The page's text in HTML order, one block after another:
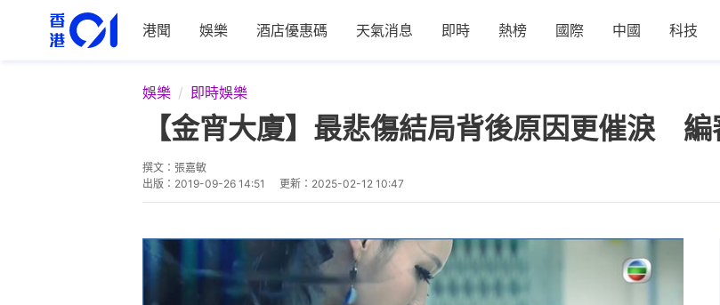
港聞 娛樂 酒店優惠碼 天氣消息 即時 熱榜 國際 中國 科技
娛樂 即時娛樂
【金宵大廈】最悲傷結局背後原因更催淚
撰文： 張嘉敏
出版： 2019-09-26 14:51 更新： 2025-02-12 10:47